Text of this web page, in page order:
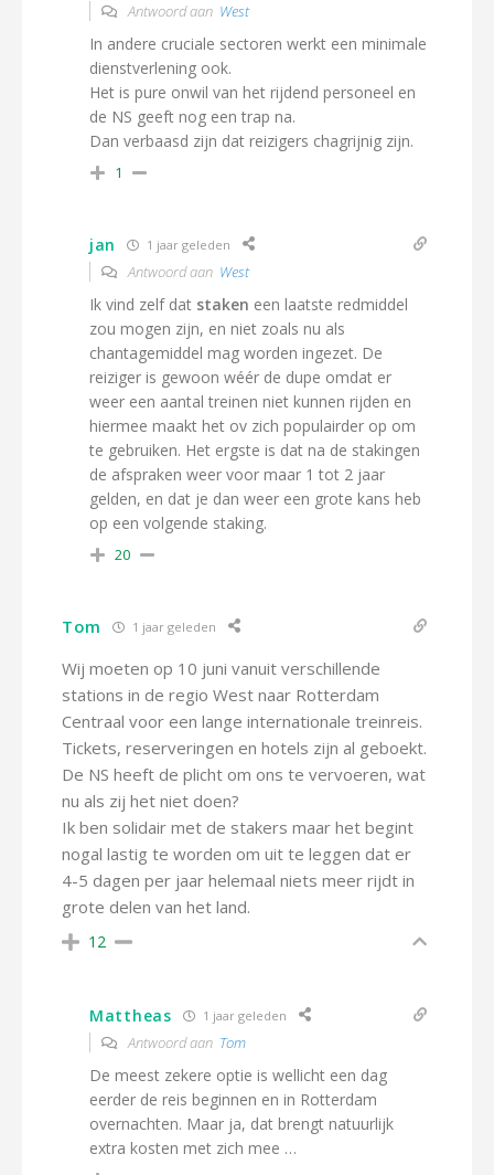
Antwoord aan West
In andere cruciale sectoren werkt een minimale
dienstverlening ook.
Het is pure onwil van het rijdend personeel en
de NS geeft nog een trap na.
Dan verbaasd zijn dat reizigers chagrijnig zijn.
1
jan 1 jaar geleden
Antwoord aan West
Ik vind zelf dat staken een laatste redmiddel
zou mogen zijn, en niet zoals nu als
chantagemiddel mag worden ingezet. De
reiziger is gewoon wéér de dupe omdat er
weer een aantal treinen niet kunnen rijden en
hiermee maakt het ov zich populairder op om
te gebruiken. Het ergste is dat na de stakingen
de afspraken weer voor maar 1 tot 2 jaar
gelden, en dat je dan weer een grote kans heb
op een volgende staking.
20
Tom 1 jaar geleden
Wij moeten op 10 juni vanuit verschillende
stations in de regio West naar Rotterdam
Centraal voor een lange internationale treinreis.
Tickets, reserveringen en hotels zijn al geboekt.
De NS heeft de plicht om ons te vervoeren, wat
nu als zij het niet doen?
Ik ben solidair met de stakers maar het begint
nogal lastig te worden om uit te leggen dat er
4-5 dagen per jaar helemaal niets meer rijdt in
grote delen van het land.
12
Mattheas 1 jaar geleden
Antwoord aan Tom
De meest zekere optie is wellicht een dag
eerder de reis beginnen en in Rotterdam
overnachten. Maar ja, dat brengt natuurlijk
extra kosten met zich mee …